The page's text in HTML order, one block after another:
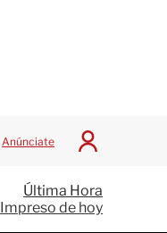
Anúnciate
I
c
i
Última Hora
Impreso de hoy